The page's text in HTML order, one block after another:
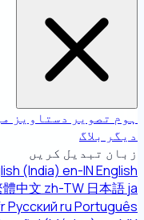
ہوم تصویر دستاویز
دیگر بلاگ
زبان تبدیل کریں
(India) en-INEnglish
中文 zh-TW 日本語ja
РусскийruPortuguês